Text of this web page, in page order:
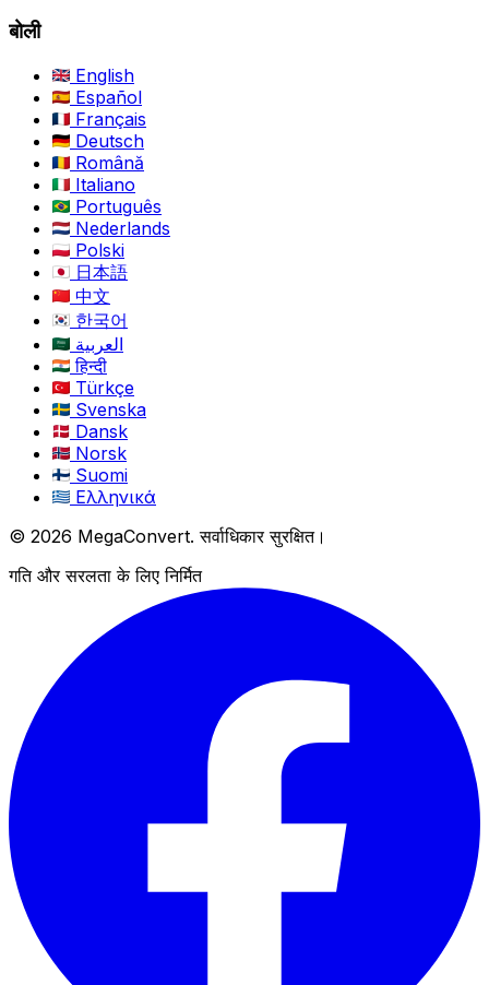
बोली
English
Español
Français
Deutsch
Română
Italiano
Português
Nederlands
Polski
日本語
中文
한국어
العربية
हिन्दी
Türkçe
Svenska
Dansk
Norsk
Suomi
Ελληνικά
© 2026 MegaConvert. सर्वाधिकार सुरक्षित।
गति और सरलता के लिए निर्मित